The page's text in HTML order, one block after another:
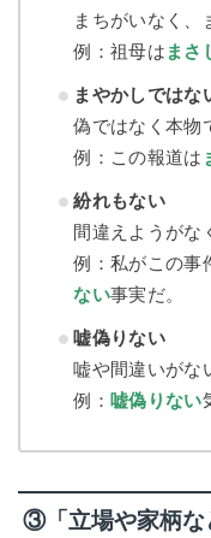
まちがいなく、
例：祖母は まさ
まやかしではな
偽ではなく本物
例：この報道は
紛れもない
間違えようがな
例：私がこの事
ない事実だ。
嘘偽りない
嘘や間違いがな
例： 嘘偽りない
③「立場や家柄な